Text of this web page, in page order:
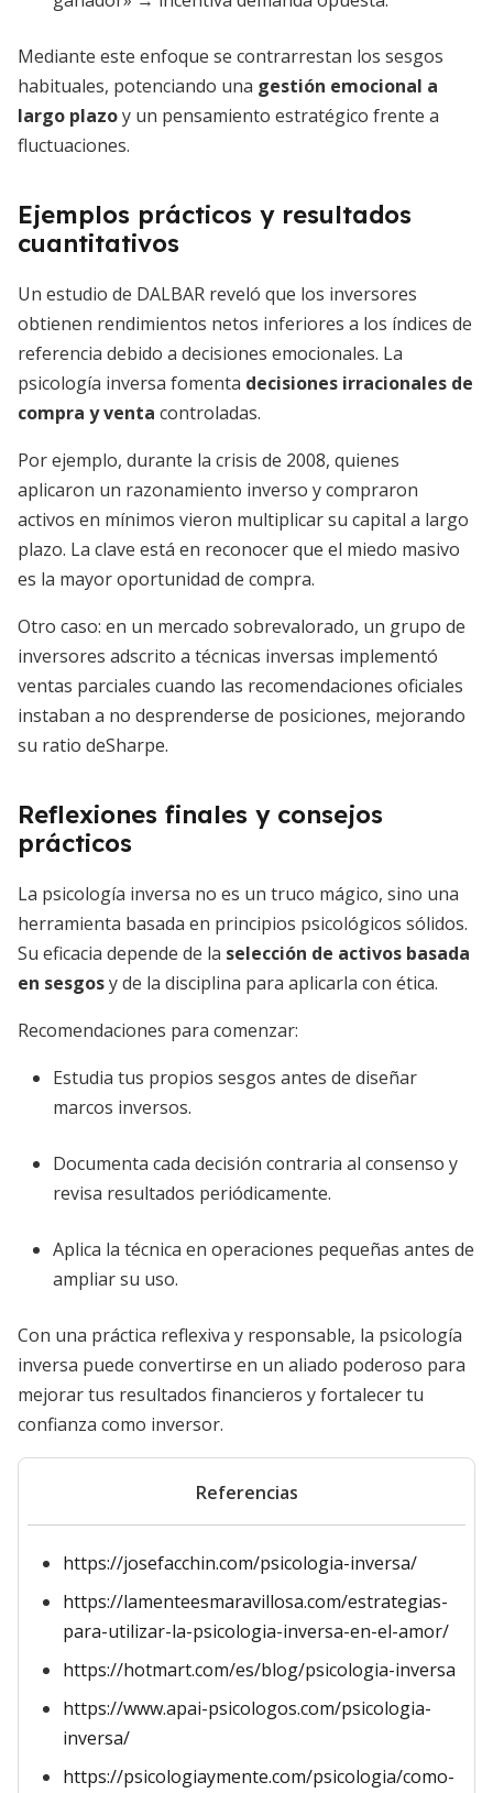
Mediante este enfoque se contrarrestan los sesgos
habituales, potenciando una gestión emocional a
largo plazoy un pensamiento estratégico frente a
fluctuaciones.
Ejemplos prácticos y resultados
cuantitativos
Un estudio de DALBAR reveló que los inversores
obtienen rendimientos netos inferiores a los índices de
referencia debido a decisiones emocionales. La
psicología inversa fomenta decisiones irracionales de
compra y venta controladas.
Por ejemplo, durante la crisis de 2008, quienes
aplicaron un razonamiento inverso y compraron
activos en mínimos vieron multiplicar su capital a largo
plazo. La clave está en reconocer que el miedo masivo
es la mayor oportunidad de compra.
Otro caso: en un mercado sobrevalorado, un grupo de
inversores adscrito a técnicas inversas implementó
ventas parciales cuando las recomendaciones oficiales
instaban a no desprenderse de posiciones, mejorando
su ratio deSharpe.
Reflexiones finales y consejos
prácticos
La psicología inversa no es un truco mágico, sino una
herramienta basada en principios psicológicos sólidos.
Su eficacia depende de la selección de activos basada
en sesgosy de la disciplina para aplicarla con ética.
Recomendaciones para comenzar:
Estudia tus propios sesgos antes de diseñar
marcos inversos.
Documenta cada decisión contraria al consenso y
revisa resultados periódicamente.
Aplica la técnica en operaciones pequeñas antes de
ampliar su uso.
Con una práctica reflexiva y responsable, la psicología
inversa puede convertirse en un aliado poderoso para
mejorar tus resultados financieros y fortalecer tu
confianza como inversor.
Referencias
https://josefacchin.com/psicologia-inversa/
https://lamenteesmaravillosa.com/estrategias-
para-utilizar-la-psicologia-inversa-en-el-amor/
https://hotmart.com/es/blog/psicologia-inversa
https://www.apai-psicologos.com/psicologia-
inversa/
https://psicologiaymente.com/psicologia/como-